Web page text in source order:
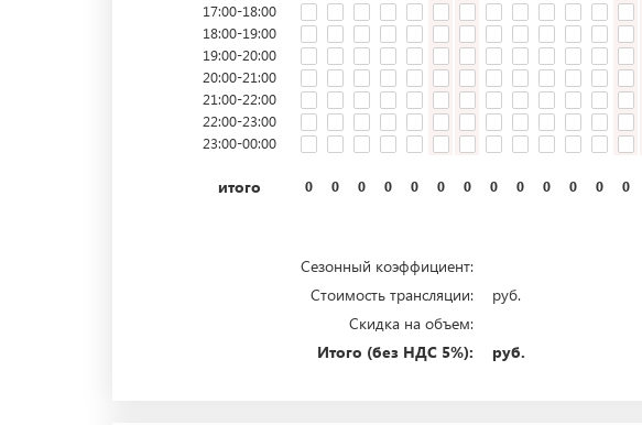
17:00-18:00
18:00-19:00
19:00-20:00
20:00-21:00
21:00-22:00
22:00-23:00
23:00-00:00
итого 0 0 0 0 0 0 0 0 0 0 0 0 0
Сезонный коэффициент:
Стоимость трансляции:
руб.
Скидка на объем:
Итого (без НДС 5%):
руб.